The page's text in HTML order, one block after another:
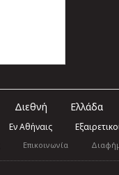
Διεθνή Ελλάδα
Εν Αθήναις
Επικοινωνία